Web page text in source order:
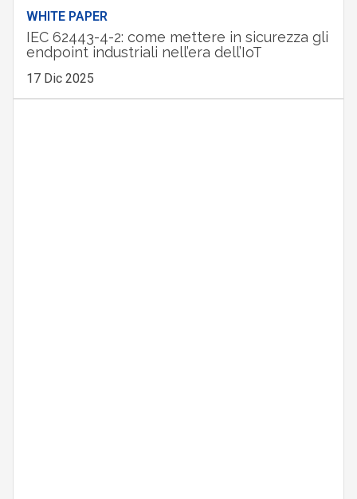
WHITE PAPER
IEC 62443-4-2: come mettere in sicurezza gli
endpoint industriali nell’era dell’IoT
17 Dic 2025